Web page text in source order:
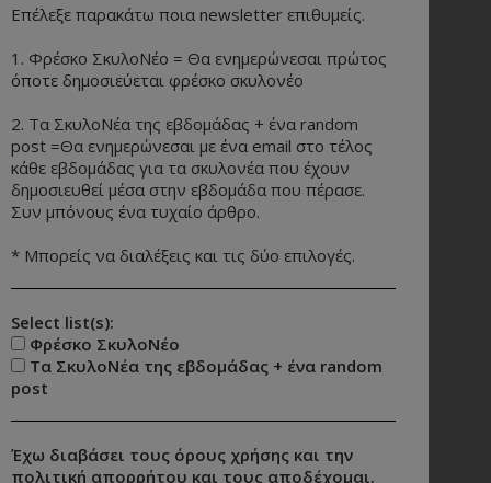
Επέλεξε παρακάτω ποια newsletter επιθυμείς.
1. Φρέσκο ΣκυλοΝέο = Θα ενημερώνεσαι πρώτος
όποτε δημοσιεύεται φρέσκο σκυλονέο
2. Τα ΣκυλοΝέα της εβδομάδας + ένα random
post =Θα ενημερώνεσαι με ένα email στο τέλος
κάθε εβδομάδας για τα σκυλονέα που έχουν
δημοσιευθεί μέσα στην εβδομάδα που πέρασε.
Συν μπόνους ένα τυχαίο άρθρο.
* Μπορείς να διαλέξεις και τις δύο επιλογές.
Select list(s):
Φρέσκο ΣκυλοΝέο
Τα ΣκυλοΝέα της εβδομάδας + ένα random
post
Έχω διαβάσει τους όρους χρήσης και την
πολιτική απορρήτου και τους αποδέχομαι.